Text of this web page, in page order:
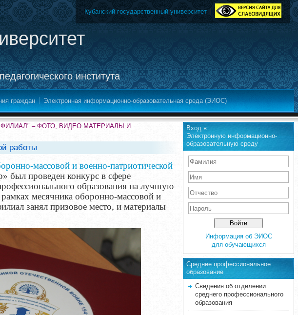
института
Кубанский государственный университет
граждан Электронная информационно-образовательная среда (ЭИОС)
ФИЛИАЛ" – ФОТО, ВИДЕО МАТЕРИАЛЫ И
работы
массовой и военно-патриотической
был проведен конкурс в сфере
образования на лучшую
месячника оборонно-массовой и
занял призовое место, и материалы
Вход в
Электронную информационно-
образовательную среду
Информация об ЭИОС
для обучающихся
Среднее професcиональное
образование
Сведения об отделении
среднего профессионального
образования